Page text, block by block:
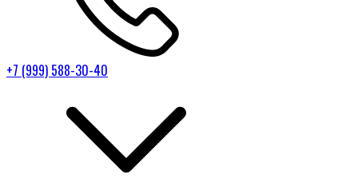
+7 (999) 588-30-40